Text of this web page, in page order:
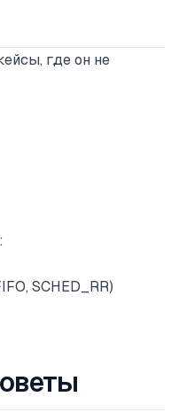
где он не
SCHED_RR)